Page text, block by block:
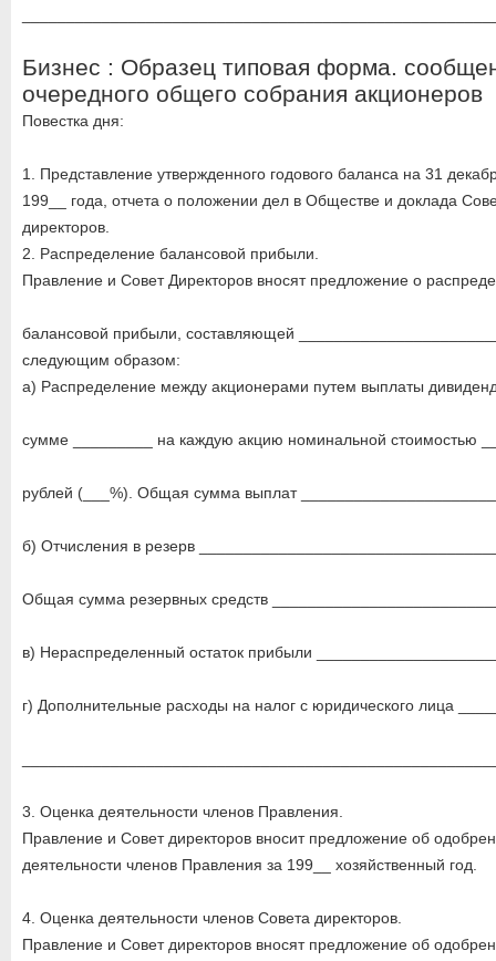
Бизнес : Образец типовая форма.
очередного общего собрания акционеров
Повестка дня:
1. Представление утвержденного годового баланса на 31
199__ года, отчета о положении дел в Обществе и доклада
директоров.
2. Распределение балансовой прибыли.
Правление и Совет Директоров вносят предложение о
балансовой прибыли, составляющей
следующим образом:
а) Распределение между акционерами путем выплаты
сумме _________ на каждую акцию номинальной стоимостью
рублей (___%). Общая сумма выплат
б) Отчисления в резерв
Общая сумма резервных средств
в) Нераспределенный остаток прибыли
г) Дополнительные расходы на налог с юридического лица
3. Оценка деятельности членов Правления.
Правление и Совет директоров вносит предложение об
деятельности членов Правления за 199__ хозяйственный год.
4. Оценка деятельности членов Совета директоров.
Правление и Совет директоров вносят предложение об